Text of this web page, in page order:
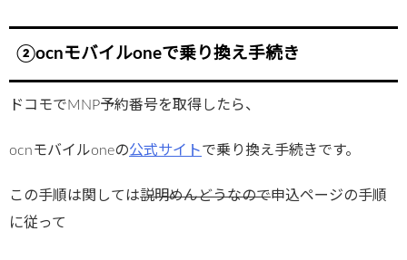
②ocnモバイルoneで乗り換え手続き
ドコモでMNP予約番号を取得したら、
ocnモバイルoneの公式サイトで乗り換え手続きです。
この手順は関しては説明めんどうなので申込ページの手順
に従って